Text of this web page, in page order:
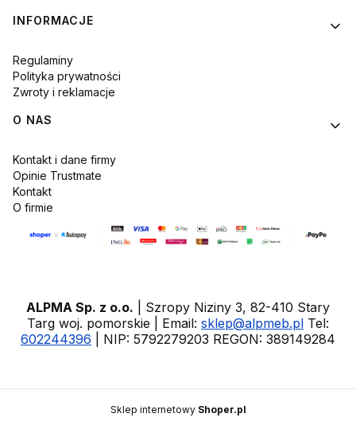
INFORMACJE
Regulaminy
Polityka prywatności
Zwroty i reklamacje
O NAS
Kontakt i dane firmy
Opinie Trustmate
Kontakt
O firmie
ALPMA Sp. z o.o. | Szropy Niziny 3, 82-410 Stary
Targ woj. pomorskie | Email: sklep@alpmeb.pl Tel:
602244396 | NIP: 5792279203 REGON: 389149284
Sklep internetowy Shoper.pl